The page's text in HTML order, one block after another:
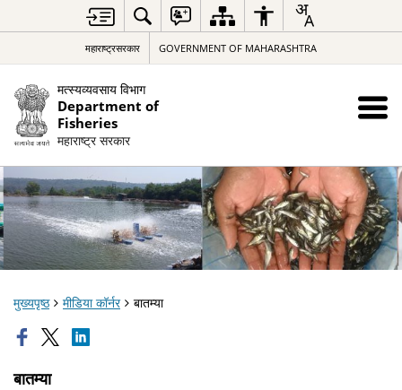
महाराष्ट्रसरकार GOVERNMENT OF MAHARASHTRA
मत्स्यव्यवसाय विभाग
Department of
Fisheries
महाराष्ट्र सरकार
मुख्यपृष्ठ मीडिया कॉर्नर बातम्या
बातम्या